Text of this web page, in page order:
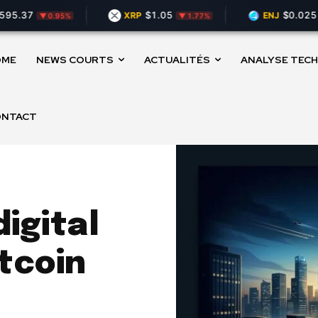
▼ 0.95% XRP $1.05 ▼ 1.77% ENJ $0.02519 ▲
NEWS COURTS ACTUALITÉS ANALYSE